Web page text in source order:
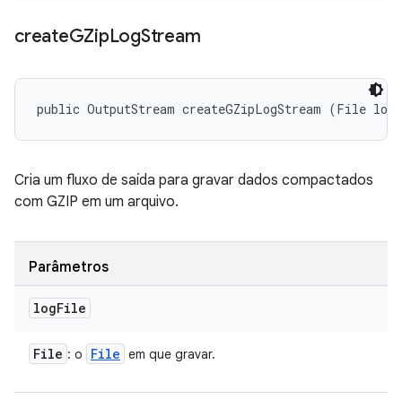
createGZipLogStream
public OutputStream createGZipLogStream (File
Cria um fluxo de saída para gravar dados compactados
com GZIP em um arquivo.
Parâmetros
logFile
File : o File em que gravar.